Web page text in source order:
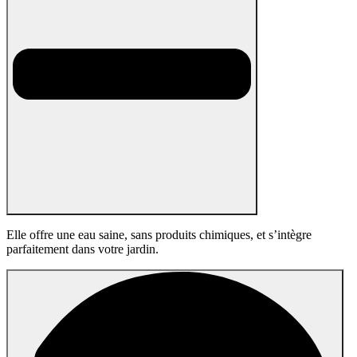
Elle offre une eau saine, sans produits chimiques, et s’intègre
parfaitement dans votre jardin.